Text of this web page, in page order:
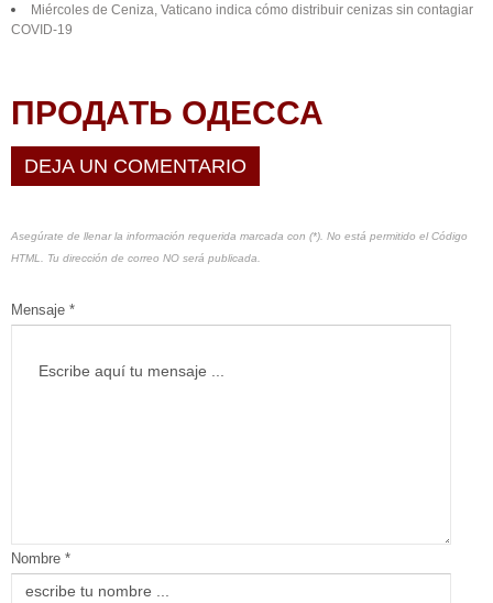
Miércoles de Ceniza, Vaticano indica cómo distribuir cenizas sin contagiar
COVID-19
ПРОДАТЬ ОДЕССА
DEJA UN COMENTARIO
Asegúrate de llenar la información requerida marcada con (*). No está permitido el Código
HTML. Tu dirección de correo NO será publicada.
Mensaje *
Nombre *